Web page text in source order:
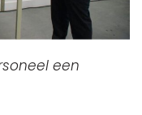
een